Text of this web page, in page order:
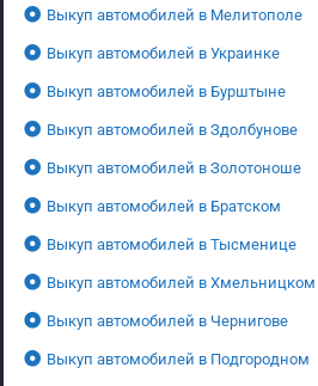
Выкуп автомобилей в Мелитополе
Выкуп автомобилей в Украинке
Выкуп автомобилей в Бурштыне
Выкуп автомобилей в Здолбунове
Выкуп автомобилей в Золотоноше
Выкуп автомобилей в Братском
Выкуп автомобилей в Тысменице
Выкуп автомобилей в Хмельницком
Выкуп автомобилей в Чернигове
Выкуп автомобилей в Подгородном